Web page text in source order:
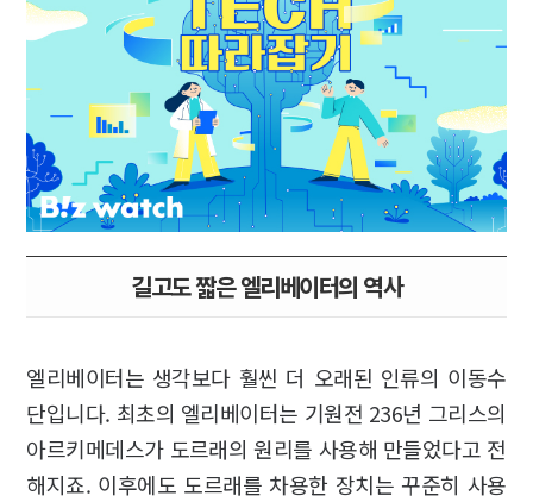
길고도 짧은 엘리베이터의 역사
엘리베이터는 생각보다 훨씬 더 오래된 인류의 이동수
단입니다. 최초의 엘리베이터는 기원전 236년 그리스의
아르키메데스가 도르래의 원리를 사용해 만들었다고 전
해지죠. 이후에도 도르래를 차용한 장치는 꾸준히 사용